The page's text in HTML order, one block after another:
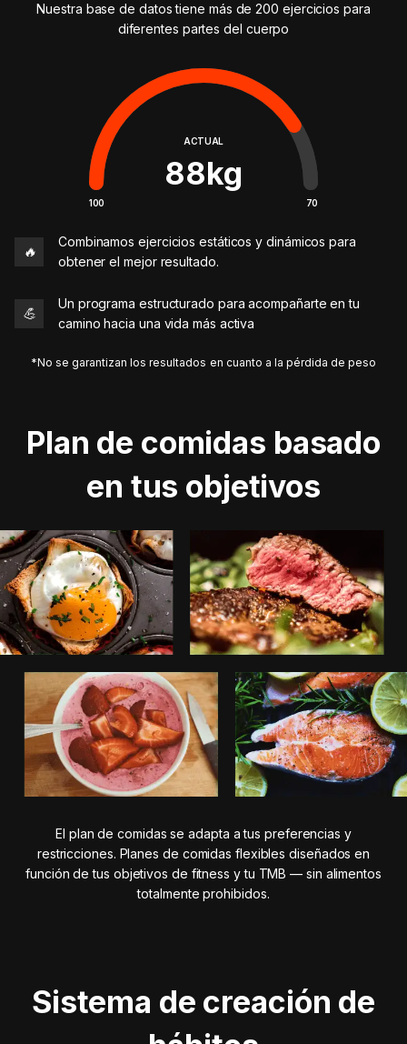
Nuestra base de datos tiene más de 200 ejercicios para
diferentes partes del cuerpo
ACTUAL
88kg
100 70
🔥
Combinamos ejercicios estáticos y dinámicos para
obtener el mejor resultado.
💪
Un programa estructurado para acompañarte en tu
camino hacia una vida más activa
*No se garantizan los resultados en cuanto a la pérdida de peso
Plan de comidas basado
en tus objetivos
El plan de comidas se adapta a tus preferencias y
restricciones. Planes de comidas flexibles diseñados en
función de tus objetivos de fitness y tu TMB — sin alimentos
totalmente prohibidos.
Sistema de creación de